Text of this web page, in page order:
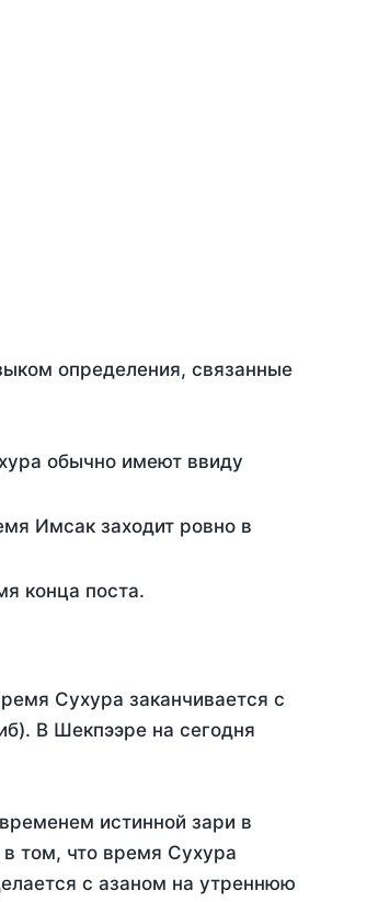
определения, связанные
обычно имеют ввиду
Имсак заходит ровно в
конца поста.
Сухура заканчивается с
В Шекпээре на сегодня
истинной зари в
том, что время Сухура
с азаном на утреннюю